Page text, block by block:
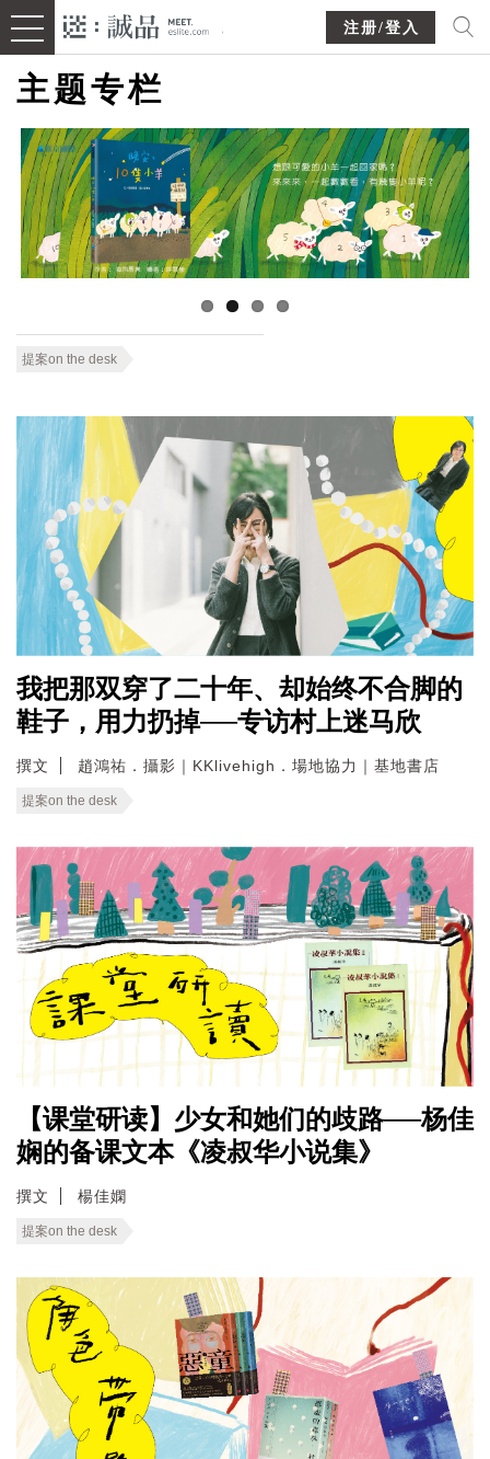
注册/登入
主题专栏
提案on the desk
我把那双穿了二十年、却始终不合脚的
鞋子，用力扔掉──专访村上迷马欣
撰文 趙鴻祐．攝影｜KKlivehigh．場地協力｜基地書店
提案on the desk
【课堂研读】少女和她们的歧路──杨佳
娴的备课文本《凌叔华小说集》
撰文 楊佳嫻
提案on the desk